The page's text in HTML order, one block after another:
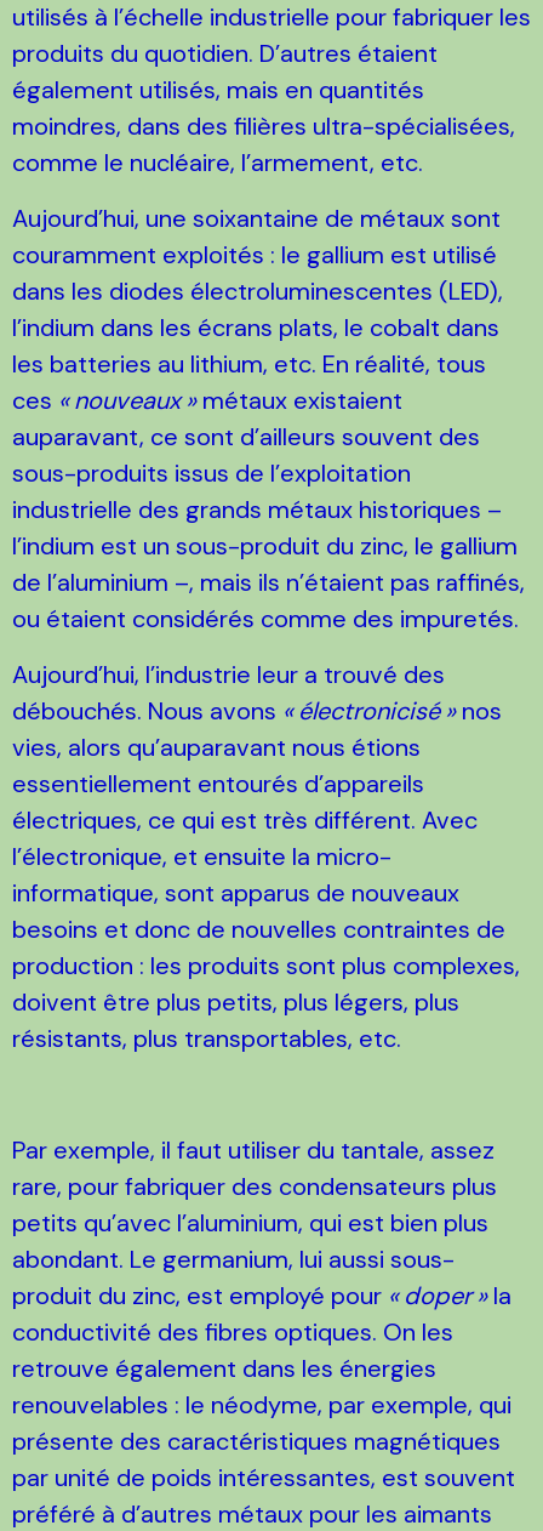
utilisés à l’échelle industrielle pour fabriquer les
produits du quotidien. D’autres étaient
également utilisés, mais en quantités
moindres, dans des filières ultra-spécialisées,
comme le nucléaire, l’armement, etc.
Aujourd’hui, une soixantaine de métaux sont
couramment exploités : le gallium est utilisé
dans les diodes électroluminescentes (LED),
l’indium dans les écrans plats, le cobalt dans
les batteries au lithium, etc. En réalité, tous
ces «nouveaux »métaux existaient
auparavant, ce sont d’ailleurs souvent des
sous-produits issus de l’exploitation
industrielle des grands métaux historiques –
l’indium est un sous-produit du zinc, le gallium
de l’aluminium –, mais ils n’étaient pas raffinés,
ou étaient considérés comme des impuretés.
Aujourd’hui, l’industrie leur a trouvé des
débouchés. Nous avons « électronicisé »nos
vies, alors qu’auparavant nous étions
essentiellement entourés d’appareils
électriques, ce qui est très différent. Avec
l’électronique, et ensuite la micro-
informatique, sont apparus de nouveaux
besoins et donc de nouvelles contraintes de
production : les produits sont plus complexes,
doivent être plus petits, plus légers, plus
résistants, plus transportables, etc.
Par exemple, il faut utiliser du tantale, assez
rare, pour fabriquer des condensateurs plus
petits qu’avec l’aluminium, qui est bien plus
abondant. Le germanium, lui aussi sous-
produit du zinc, est employé pour « doper »la
conductivité des fibres optiques. On les
retrouve également dans les énergies
renouvelables : le néodyme, par exemple, qui
présente des caractéristiques magnétiques
par unité de poids intéressantes, est souvent
préféré à d’autres métaux pour les aimants